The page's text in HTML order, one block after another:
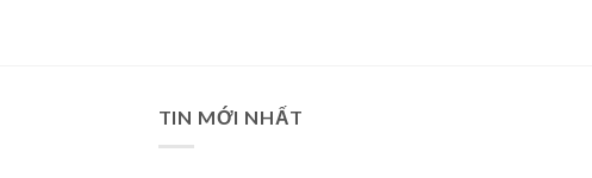
TIN MỚI NHẤT